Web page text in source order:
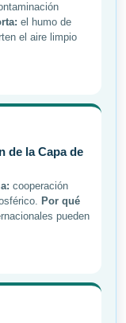
el humo de
el aire limpio
de la Capa de
cooperación
Por qué
pueden